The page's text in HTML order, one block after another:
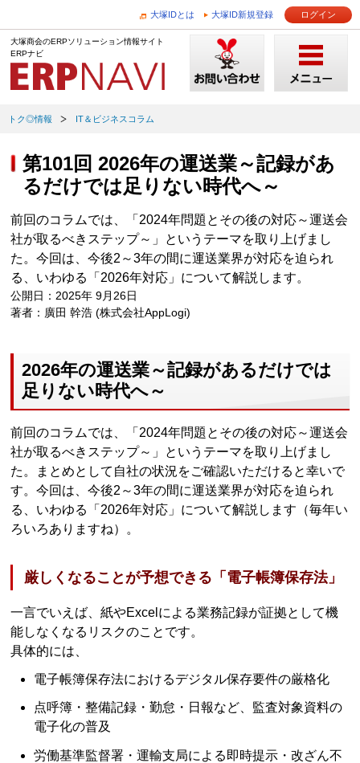
大塚IDとは 大塚ID新規登録 ログイン
大塚商会のERPソリューション情報サイト
ERPナビ
トク◎情報 IT＆ビジネスコラム
第101回 2026年の運送業～記録があ
るだけでは足りない時代へ～
前回のコラムでは、「2024年問題とその後の対応～運送会
社が取るべきステップ～」というテーマを取り上げまし
た。今回は、今後2～3年の間に運送業界が対応を迫られ
る、いわゆる「2026年対応」について解説します。
公開日：2025年 9月26日
著者：廣田 幹浩 (株式会社AppLogi)
2026年の運送業～記録があるだけでは
足りない時代へ～
前回のコラムでは、「2024年問題とその後の対応～運送会
社が取るべきステップ～」というテーマを取り上げまし
た。まとめとして自社の状況をご確認いただけると幸いで
す。今回は、今後2～3年の間に運送業界が対応を迫られ
る、いわゆる「2026年対応」について解説します（毎年い
ろいろありますね）。
厳しくなることが予想できる「電子帳簿保存法」
一言でいえば、紙やExcelによる業務記録が証拠として機
能しなくなるリスクのことです。
具体的には、
電子帳簿保存法におけるデジタル保存要件の厳格化
点呼簿・整備記録・勤怠・日報など、監査対象資料の
電子化の普及
労働基準監督署・運輸支局による即時提示・改ざん不